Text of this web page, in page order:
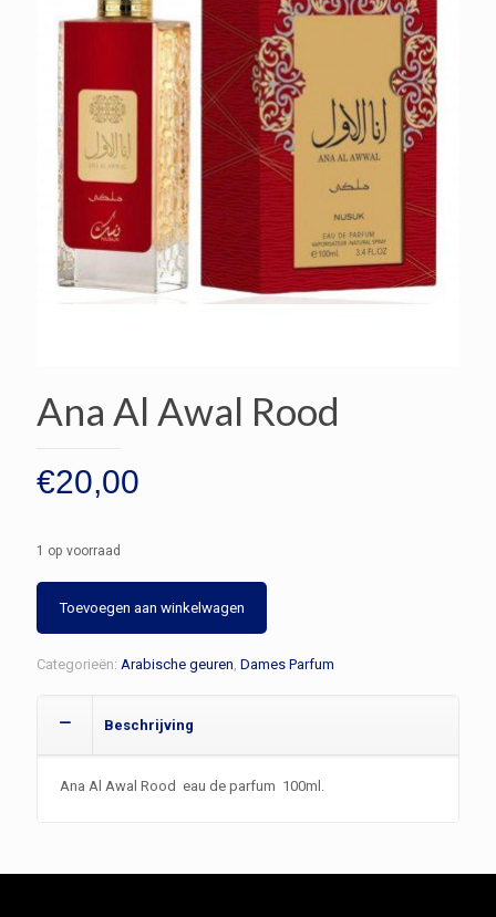
Ana Al Awal Rood
€20,00
1 op voorraad
Rood
Toevoegen aan winkelwagen
Categorieën: Arabische geuren, Dames Parfum
Beschrijving
Ana Al Awal Rood eau de parfum 100ml.